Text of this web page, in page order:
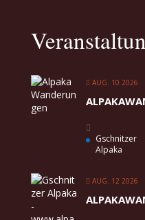
AUG. 10 2026
Gschnitzer
Alpaka
AUG. 12 2026